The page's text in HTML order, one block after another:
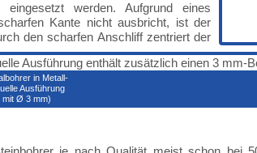
in Metall-
Ausführung
mit Ø 3 mm)
werden. Aufgrund eines
Kante nicht ausbricht, ist der
den scharfen Anschliff zentriert der